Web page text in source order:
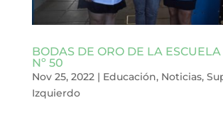
BODAS DE ORO DE LA
Nº 50
Nov 25, 2022| Educación, Noticias,
Izquierdo